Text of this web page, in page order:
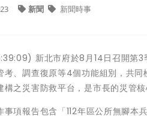
新聞 新聞時事
新北市府於8月14日召開第3
、調查復原等4個功能組別，共
之災害防救平台，是市長的災管核
項報告包含「112年區公所無腳